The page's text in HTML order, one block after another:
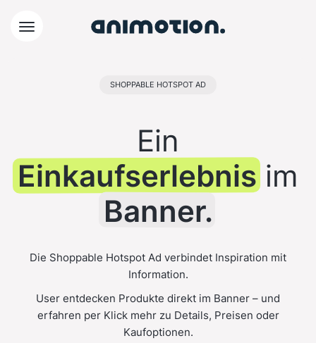
SHOPPABLE HOTSPOT AD
Ein
Einkaufserlebnisim
Banner.
Die Shoppable Hotspot Ad verbindet Inspiration mit
Information.
User entdecken Produkte direkt im Banner – und
erfahren per Klick mehr zu Details, Preisen oder
Kaufoptionen.